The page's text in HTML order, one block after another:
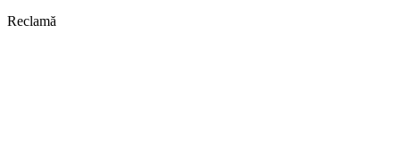
Reclamă